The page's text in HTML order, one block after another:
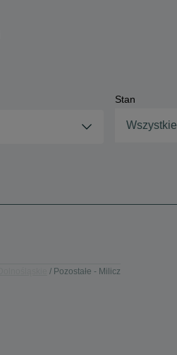
Stan
Wszystkie
Pozostałe - Milicz